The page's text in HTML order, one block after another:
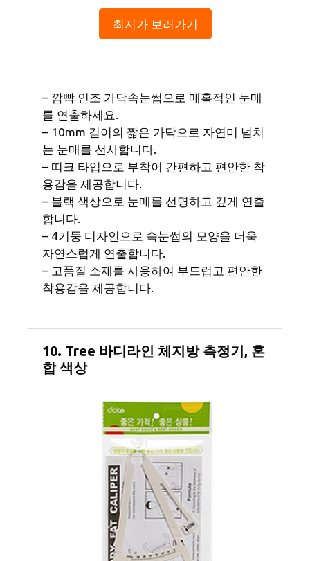
최저가 보러가기
– 깜빡 인조 가닥속눈썹으로 매혹적인 눈매
를 연출하세요.
– 10mm 길이의 짧은 가닥으로 자연미 넘치
는 눈매를 선사합니다.
– 띠크 타입으로 부착이 간편하고 편안한 착
용감을 제공합니다.
– 블랙 색상으로 눈매를 선명하고 깊게 연출
합니다.
– 4기둥 디자인으로 속눈썹의 모양을 더욱
자연스럽게 연출합니다.
– 고품질 소재를 사용하여 부드럽고 편안한
착용감을 제공합니다.
10. Tree 바디라인 체지방 측정기, 혼
합 색상